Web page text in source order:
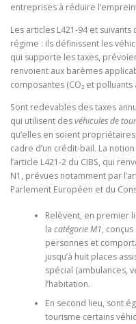
entreprises à réduire
Les articles L421-94 et
régime : ils définissent les
qui supporte les taxes,
renvoient aux barèmes
composantes (CO₂ et
Sont redevables des taxes
qui utilisent desvéhicules de
qu’elles en soient
cadre d’un crédit-bail. La
l’article L421-2 du CIBS, qui
N1, prévues notamment par
Parlement Européen et du
Relèvent, en premier
la catégorie M1,
personnes et
jusqu’à huit places
spécial (ambulances,
l’habitation.
En second lieu, sont
tourisme certains